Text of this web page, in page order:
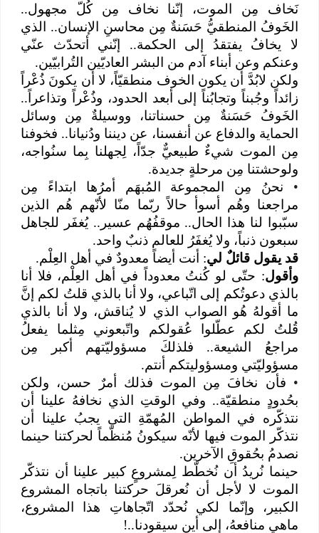
نَخاف مِن الموت، إنّنا نخاف مِن كُلّ مجهول..
الخَوفُ المنطقيُّ حَسَنةٌ مِن محاسنِ الإنسان.. الذي
لا يخافُ يفتقدُ إلى الحكمة.. إنّني أتحدّث عنّي
وعنكم وعن أبناء آدم من البشر العاديّين التُرابيّين.
ولكن لابُدَّ أن يكون الخوف منطقيّاً، لا أن يكونَ ذُعْراً
زائداً وجُبناً وتجابُناً إلى أبعد الحدود، وذُعْراً وتذاعراً..
الخَوفُ حَسَنةٌ مِن حسناتنا، ووسيلةٌ مِن وسائل
الحماية والدفاع عن أنفسنا، عن ديننا ودُنيانا.. فخوفنا
مِن الموت شيءٌ طبيعيٌّ جدّاً، لِجهلنا بِما سنُواجه،
ولوحشتنا مِن مرحلةٍ جديدة.
•
نحنُ مِن المجموعة المُبهَم أمرُها ابتداءً مِن
مراجعنا وهُم أسوأ حالاً ربّما منّا لأنّهم هُم الذين
سبّبوا لنا هذا الحال.. موقفُهُم عسير.. يُغفَر للجاهل
سبعون ذنباً، ولا يُغفَرُ للعالم ذنبٌ واحد.
قد يقول قائلٌ لي: أنت أيضاً معدودٌ في أهل العِلْم.
وأقول: حتّى لو كُنتُ معدوداً في أهل العِلْم، فلا أنا
بالذي دعوتُكم إلى اتّباعي، ولا أنا بالذي قلتُ لكم إنَّ
ما أقولهُ هُو الصواب الذي لا يُناقش، ولا أنا بالذي
قُلتُ لكم عطّلوا عُقولكم واتّبعوني مِثلما يفعلُ
مراجعُ الشيعة.. فلذلكَ مسؤوليّتهم أكبر مِن
مسؤوليّتي ومسؤوليتكم أنتم.
• فأن نخافَ مِن الموت فذلك أمرٌ حسن، ولكن
بحُدودٍ منطقيّة.. وفي الوقتِ الذي نخافهُ علينا أن
نتذكّره في المواطن المُهمّةِ التي يجبُ علينا أن
نتذكّر الموت فيها لأنّه سيكونُ مُنظّماً لحركتنا حينما
نصدمُ بحُقوقِ الآخرين.
حينما نُريدُ أن نُخطّط لِمشروعٍ كبير علينا أن نتذكّر
الموت لا لأجل أن نُعرقلَ حركتنا باتجاه المشروع
الكبير، وإنّما لكي نُحدّد اتّجاهاتِ هذا المشروع،
ماهي منافعهُ، إلى أين سيقودنا..!